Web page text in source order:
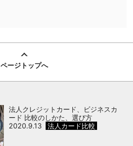
ページトップへ
法人クレジットカード、ビジネスカ
ード 比較のしかた、選び方
2020.9.13
法人カード比較